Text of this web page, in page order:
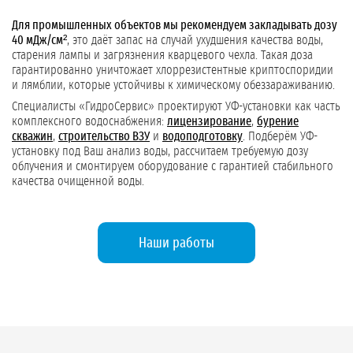
Для промышленных объектов мы рекомендуем закладывать дозу
40 мДж/см², это даёт запас на случай ухудшения качества воды,
старения лампы и загрязнения кварцевого чехла. Такая доза
гарантированно уничтожает хлоррезистентные криптоспоридии
и лямблии, которые устойчивы к химическому обеззараживанию.
Специалисты «ГидроСервис» проектируют УФ-установки как часть
комплексного водоснабжения: лицензирование, бурение
скважин, строительство ВЗУи водоподготовку . Подберём УФ-
установку под Ваш анализ воды, рассчитаем требуемую дозу
облучения и смонтируем оборудование с гарантией стабильного
качества очищенной воды.
Наши работы